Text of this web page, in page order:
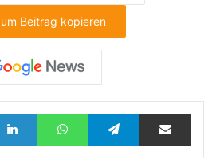
Beitrag kopieren
LinkedInWhatsAppTelegramTeilen via E-Mail